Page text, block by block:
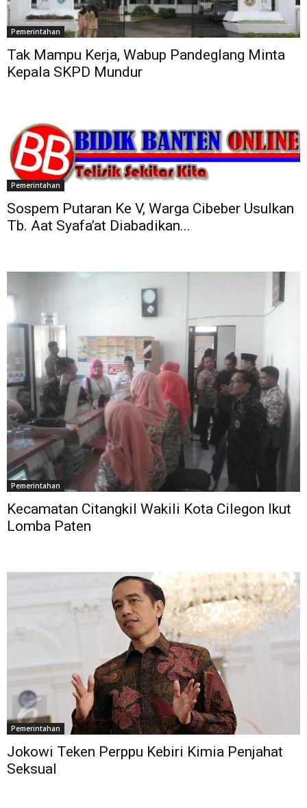
Pemerintahan
Tak Mampu Kerja, Wabup Pandeglang Minta
Kepala SKPD Mundur
Pemerintahan
Sospem Putaran Ke V, Warga Cibeber Usulkan
Tb. Aat Syafa’at Diabadikan...
Pemerintahan
Kecamatan Citangkil Wakili Kota Cilegon Ikut
Lomba Paten
Pemerintahan
Jokowi Teken Perppu Kebiri Kimia‎ Penjahat
Seksual